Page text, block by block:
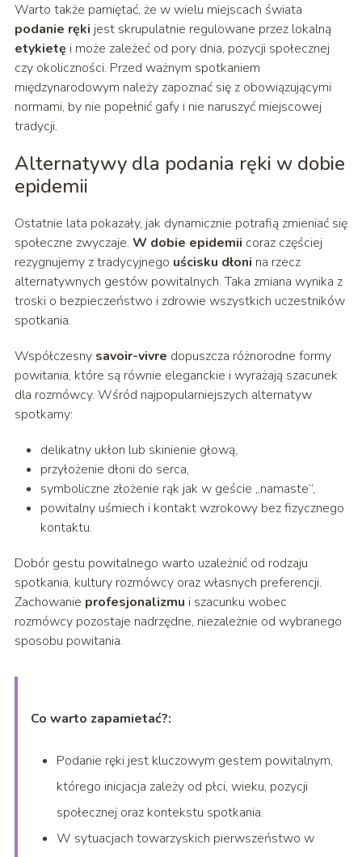
Warto także pamiętać, że w wielu miejscach świata
podanie ręki jest skrupulatnie regulowane przez lokalną
etykietę i może zależeć od pory dnia, pozycji społecznej
czy okoliczności. Przed ważnym spotkaniem
międzynarodowym należy zapoznać się z obowiązującymi
normami, by nie popełnić gafy i nie naruszyć miejscowej
tradycji.
Alternatywy dla podania ręki w dobie
epidemii
Ostatnie lata pokazały, jak dynamicznie potrafią zmieniać się
społeczne zwyczaje. W dobie epidemii coraz częściej
rezygnujemy z tradycyjnego uścisku dłoni na rzecz
alternatywnych gestów powitalnych. Taka zmiana wynika z
troski o bezpieczeństwo i zdrowie wszystkich uczestników
spotkania.
Współczesny savoir-vivre dopuszcza różnorodne formy
powitania, które są równie eleganckie i wyrażają szacunek
dla rozmówcy. Wśród najpopularniejszych alternatyw
spotkamy:
delikatny ukłon lub skinienie głową,
przyłożenie dłoni do serca,
symboliczne złożenie rąk jak w geście „namaste”,
powitalny uśmiech i kontakt wzrokowy bez fizycznego
kontaktu.
Dobór gestu powitalnego warto uzależnić od rodzaju
spotkania, kultury rozmówcy oraz własnych preferencji.
Zachowanie profesjonalizmu i szacunku wobec
rozmówcy pozostaje nadrzędne, niezależnie od wybranego
sposobu powitania.
Co warto zapamietać?:
Podanie ręki jest kluczowym gestem powitalnym,
którego inicjacja zależy od płci, wieku, pozycji
społecznej oraz kontekstu spotkania.
W sytuacjach towarzyskich pierwszeństwo w